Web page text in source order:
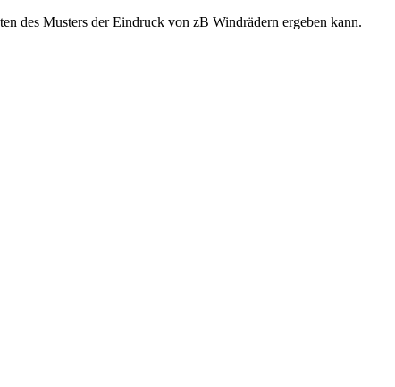
des Musters der Eindruck von zB Windrädern ergeben kann.